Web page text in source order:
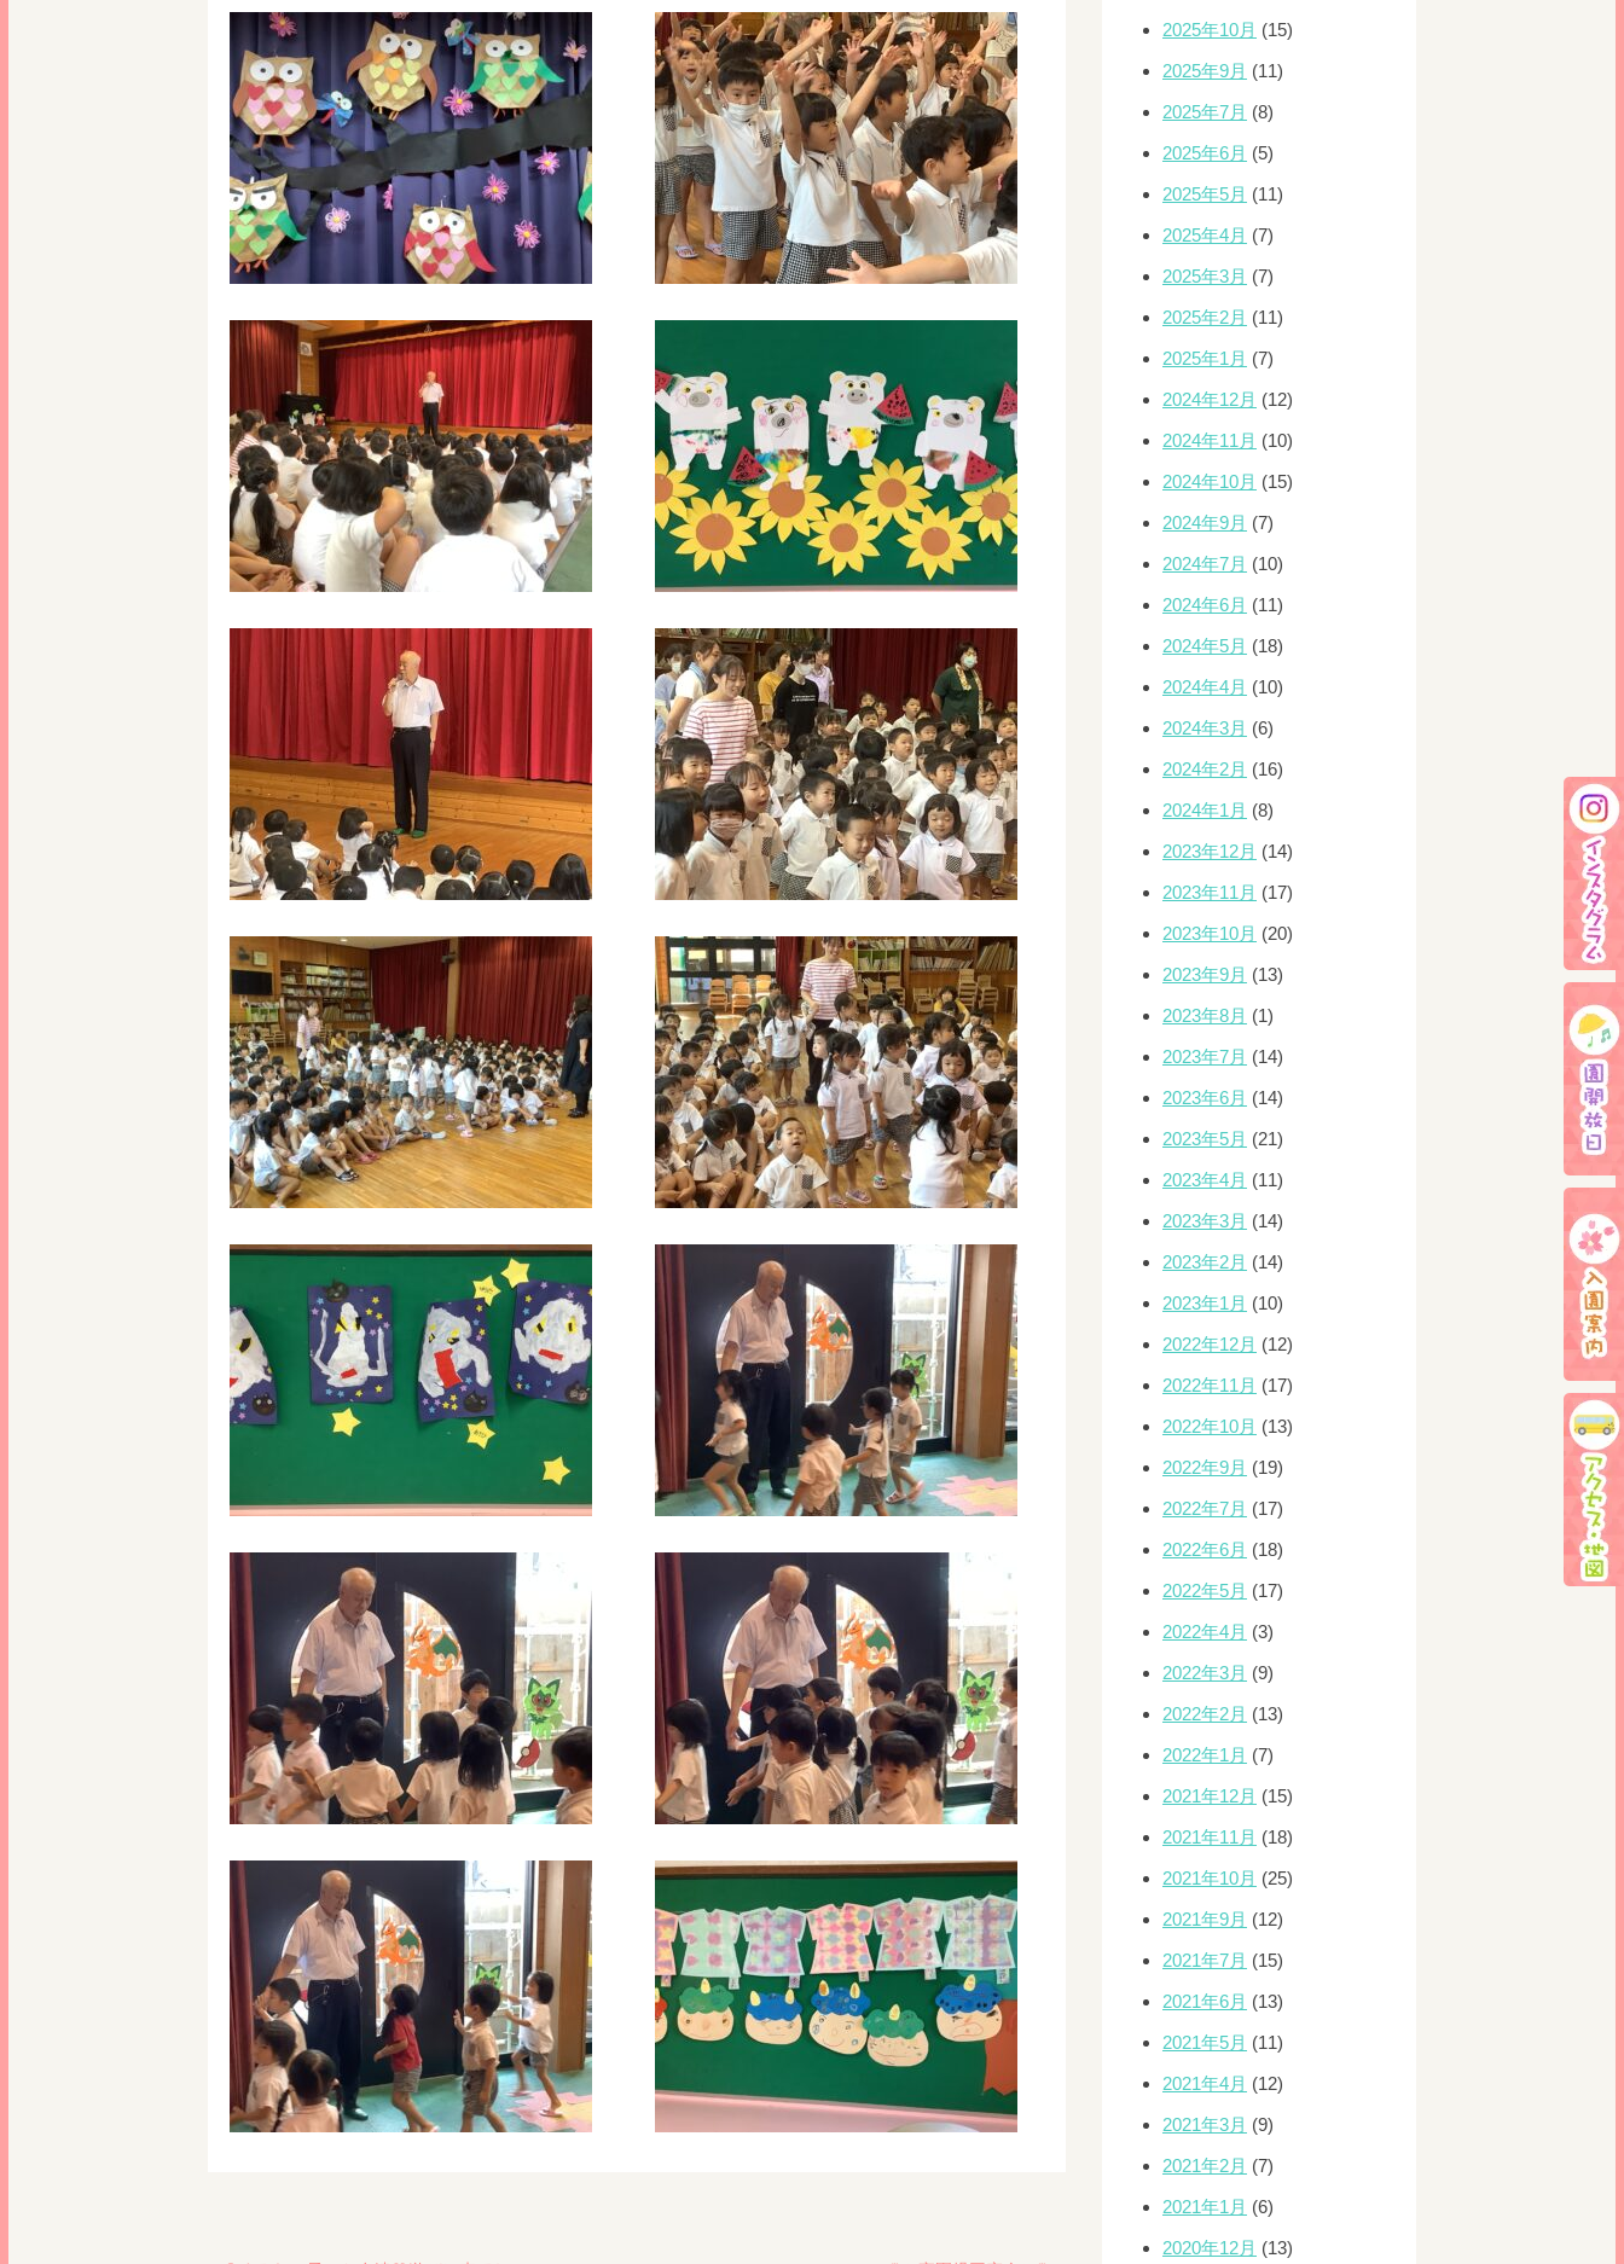
2025年10月 (15)
2025年9月 (11)
2025年7月 (8)
2025年6月 (5)
2025年5月 (11)
2025年4月 (7)
2025年3月 (7)
2025年2月 (11)
2025年1月 (7)
2024年12月 (12)
2024年11月 (10)
2024年10月 (15)
2024年9月 (7)
2024年7月 (10)
2024年6月 (11)
2024年5月 (18)
2024年4月 (10)
2024年3月 (6)
2024年2月 (16)
2024年1月 (8)
2023年12月 (14)
2023年11月 (17)
2023年10月 (20)
2023年9月 (13)
2023年8月 (1)
2023年7月 (14)
2023年6月 (14)
2023年5月 (21)
2023年4月 (11)
2023年3月 (14)
2023年2月 (14)
2023年1月 (10)
2022年12月 (12)
2022年11月 (17)
2022年10月 (13)
2022年9月 (19)
2022年7月 (17)
2022年6月 (18)
2022年5月 (17)
2022年4月 (3)
2022年3月 (9)
2022年2月 (13)
2022年1月 (7)
2021年12月 (15)
2021年11月 (18)
2021年10月 (25)
2021年9月 (12)
2021年7月 (15)
2021年6月 (13)
2021年5月 (11)
2021年4月 (12)
2021年3月 (9)
2021年2月 (7)
2021年1月 (6)
2020年12月 (13)